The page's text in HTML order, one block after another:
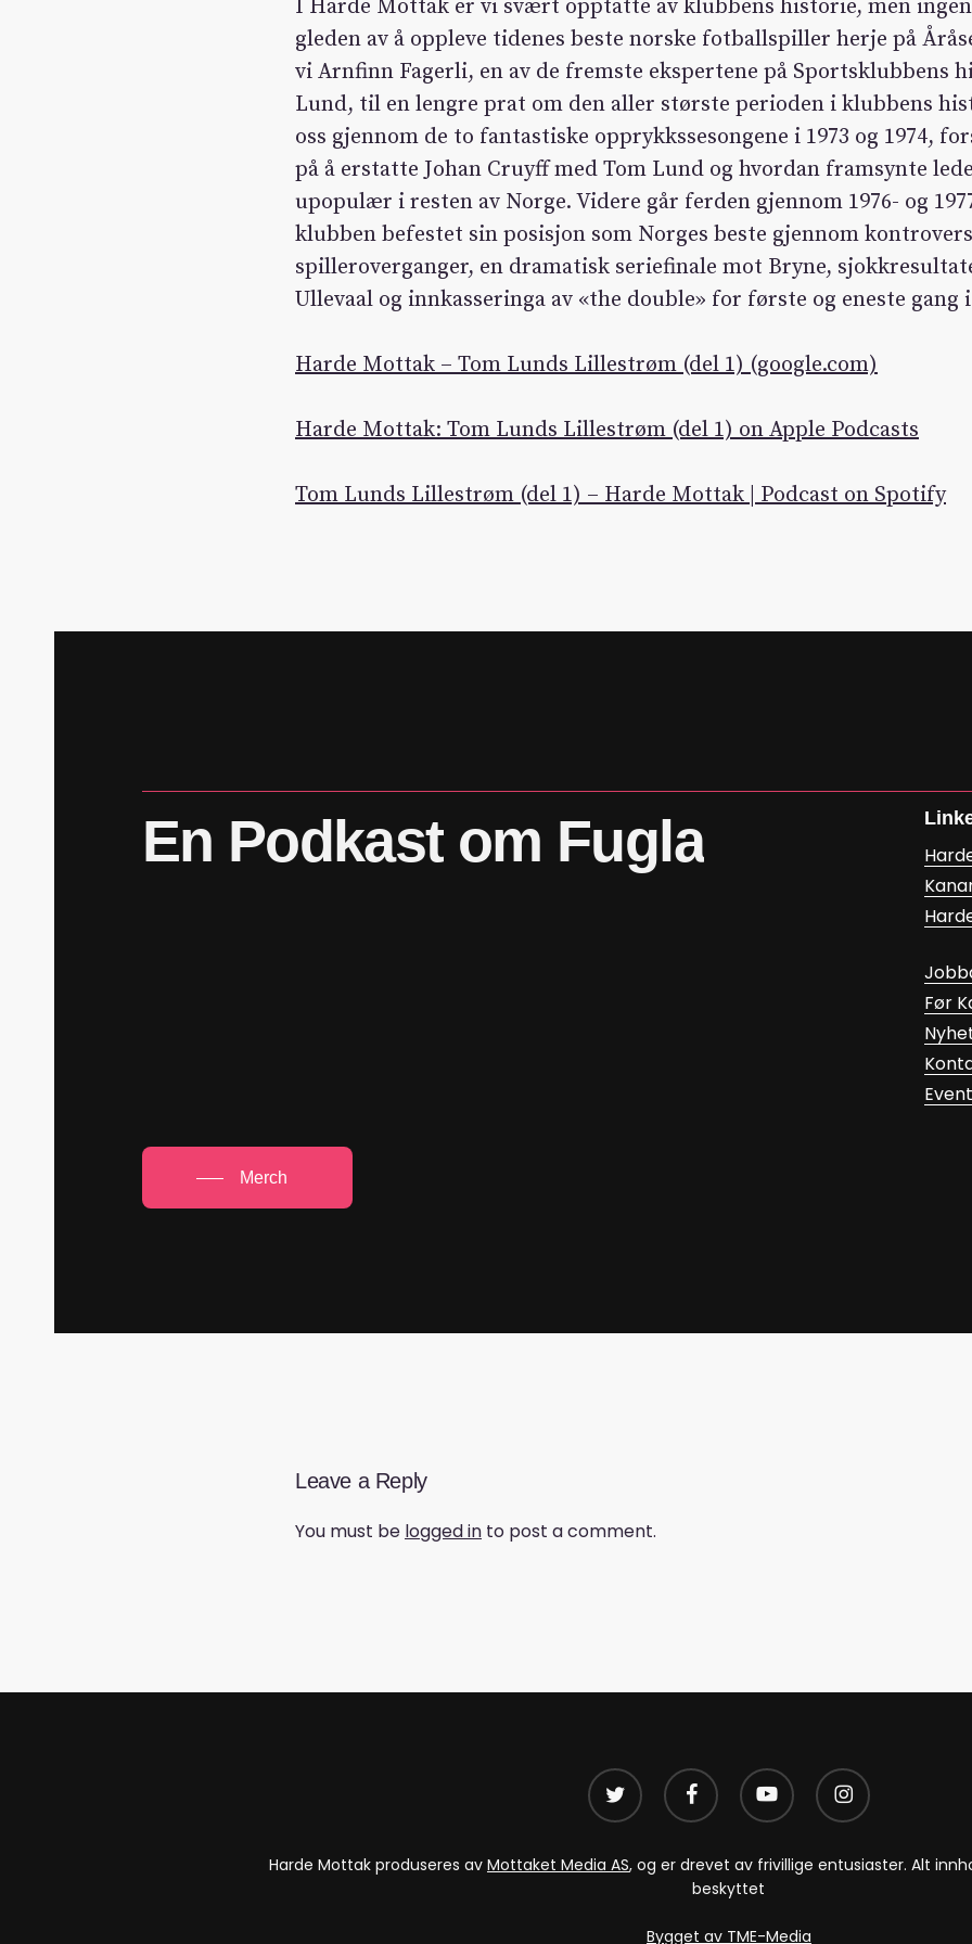
I Harde Mottak er vi svært opptatte av klubbens historie, men
gleden av å oppleve tidenes beste norske fotballspiller herje på
vi Arnfinn Fagerli, en av de fremste ekspertene på Sportsklubbens
Lund, til en lengre prat om den aller største perioden i klubbens
oss gjennom de to fantastiske opprykkssesongene i 1973 og 1974,
på å erstatte Johan Cruyff med Tom Lund og hvordan framsynte
upopulær i resten av Norge. Videre går ferden gjennom 1976- og
klubben befestet sin posisjon som Norges beste gjennom
spilleroverganger, en dramatisk seriefinale mot Bryne,
Ullevaal og innkasseringa av «the double» for første og eneste
Harde Mottak – Tom Lunds Lillestrøm (del 1) (google.com)
Harde Mottak: Tom Lunds Lillestrøm (del 1) on Apple Podcasts
Tom Lunds Lillestrøm (del 1) – Harde Mottak | Podcast on Spotify
En Podkast om Fugla
Før
Merch
Leave a Reply
You must be logged in to post a comment.
twitter facebook youtube instagram
Harde Mottak produseres av Mottaket Media AS, og er drevet av frivillige entusiaster. Alt
beskyttet
Bygget av TME-Media